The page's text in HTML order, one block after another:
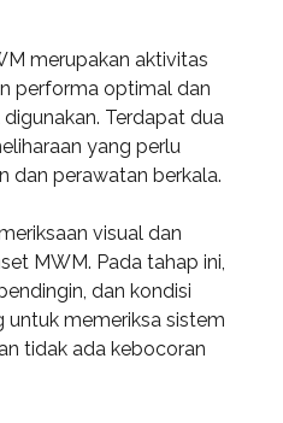
merupakan aktivitas
performa optimal dan
Terdapat dua
yang perlu
dan perawatan berkala.
visual dan
MWM. Pada tahap ini,
dan kondisi
untuk memeriksa sistem
tidak ada kebocoran